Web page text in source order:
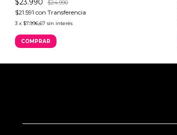
$23.990
$24.990
$21.591 con Transferencia
3 x $7.996,67 sin interés
COMPRAR